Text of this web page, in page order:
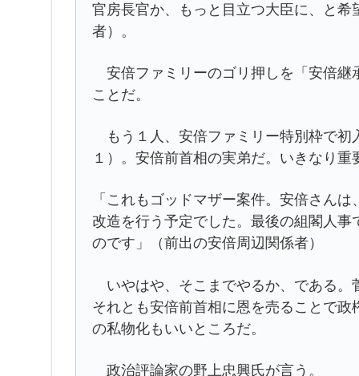
官房長官か、もっと目立つ大臣に、と
者）。
安倍ファミリーのゴリ押しを「安倍継
ことだ。
もう１人、安倍ファミリー特別枠で初
１）。安倍前首相の実弟だ。いきなり
「これもゴッドマザー案件。安倍さん
改造を行う予定でした。最後の組閣人
のです」（前出の安倍周辺関係者）
いやはや、そこまでやるか、である。
それとも安倍前首相に恩を売ることで
の私物化もいいところだ。
政治評論家の野上忠興氏が言う。